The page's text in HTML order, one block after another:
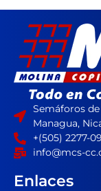
Semáforos de
Managua,
+(505) 2277-
info@mcs-
Enlaces